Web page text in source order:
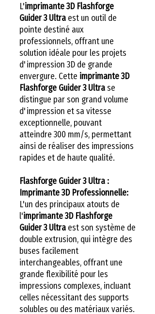
L'imprimante 3D Flashforge
Guider 3 Ultra est un outil de
pointe destiné aux
professionnels, offrant une
solution idéale pour les projets
d'impression 3D de grande
envergure. Cette imprimante 3D
Flashforge Guider 3 Ultrase
distingue par son grand volume
d'impression et sa vitesse
exceptionnelle, pouvant
atteindre 300 mm/s, permettant
ainsi de réaliser des impressions
rapides et de haute qualité.
Flashforge Guider 3 Ultra :
Imprimante 3D Professionnelle:
L'un des principaux atouts de
l'imprimante 3D Flashforge
Guider 3 Ultra est son système de
double extrusion, qui intègre des
buses facilement
interchangeables, offrant une
grande flexibilité pour les
impressions complexes, incluant
celles nécessitant des supports
solubles ou des matériaux variés.